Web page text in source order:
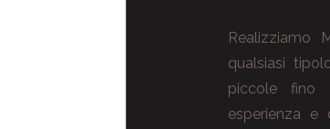
Realizziamo
qualsiasi
piccole fino
esperienza e